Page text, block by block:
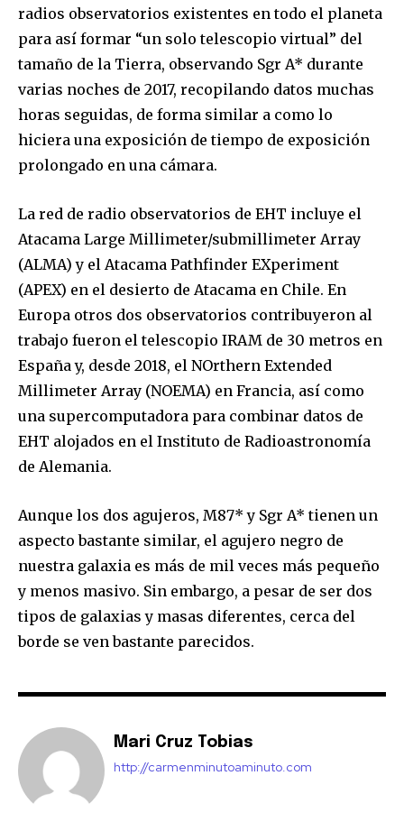
radios observatorios existentes en todo el planeta
para así formar “un solo telescopio virtual” del
tamaño de la Tierra, observando Sgr A* durante
varias noches de 2017, recopilando datos muchas
horas seguidas, de forma similar a como lo
hiciera una exposición de tiempo de exposición
prolongado en una cámara.
La red de radio observatorios de EHT incluye el
Atacama Large Millimeter/submillimeter Array
(ALMA) y el Atacama Pathfinder EXperiment
(APEX) en el desierto de Atacama en Chile. En
Europa otros dos observatorios contribuyeron al
trabajo fueron el telescopio IRAM de 30 metros en
España y, desde 2018, el NOrthern Extended
Millimeter Array (NOEMA) en Francia, así como
una supercomputadora para combinar datos de
EHT alojados en el Instituto de Radioastronomía
de Alemania.
Aunque los dos agujeros, M87* y Sgr A* tienen un
aspecto bastante similar, el agujero negro de
nuestra galaxia es más de mil veces más pequeño
y menos masivo. Sin embargo, a pesar de ser dos
tipos de galaxias y masas diferentes, cerca del
borde se ven bastante parecidos.
Mari Cruz Tobias
http://carmenminutoaminuto.com